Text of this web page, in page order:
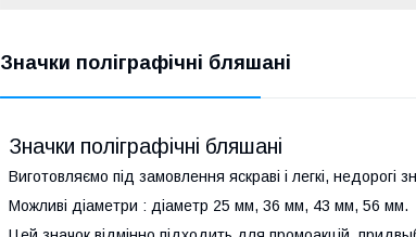
Значки поліграфічні бляшані
Значки поліграфічні бляшані
Виготовляємо під замовлення яскраві і легкі, недорогі
Можливі діаметри : діаметр 25 мм, 36 мм, 43 мм, 56 мм.